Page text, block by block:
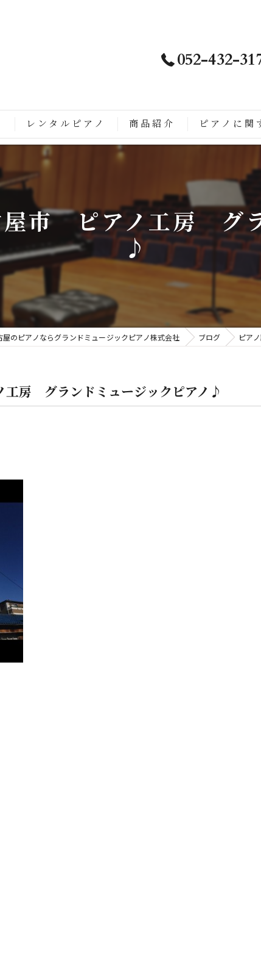
052-432-
すごい
ライトピアノに生まれ変わるまでの流れ
レンタルピアノ 商品紹介 ピアノに関
市 ピアノ工房 グラ
♪
屋のピアノならグランドミュージックピアノ株式会社 ブログ ピア
房 グランドミュージックピアノ♪